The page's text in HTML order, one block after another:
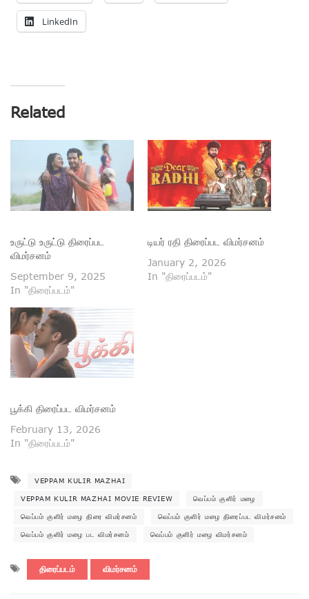
LinkedIn
Related
உருட்டு உருட்டு திரைப்பட
விமர்சனம்
September 9, 2025
In "திரைப்படம்"
டியர் ரதி திரைப்பட விமர்சனம்
January 2, 2026
In "திரைப்படம்"
பூக்கி திரைப்பட விமர்சனம்
February 13, 2026
In "திரைப்படம்"
VEPPAM KULIR MAZHAI
VEPPAM KULIR MAZHAI MOVIE REVIEW வெப்பம் குளிர் மழை
வெப்பம் குளிர் மழை திரை விமர்சனம் வெப்பம் குளிர் மழை திரைப்பட விமர்சனம்
வெப்பம் குளிர் மழை பட விமர்சனம் வெப்பம் குளிர் மழை விமர்சனம்
திரைப்படம் விமர்சனம்